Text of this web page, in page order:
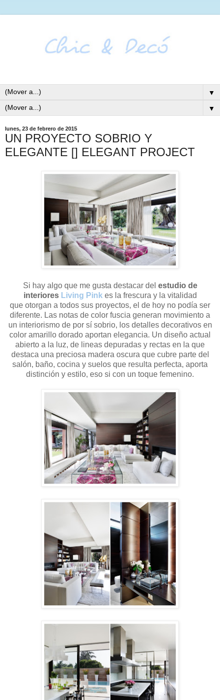
▼
▼
lunes, 23 de febrero de 2015
UN PROYECTO SOBRIO Y
ELEGANTE [] ELEGANT PROJECT
Si hay algo que me gusta destacar del estudio de
interiores Living Pinkes la frescura y la vitalidad
que otorgan a todos sus proyectos, el de hoy no podía ser
diferente. Las notas de color fuscia generan movimiento a
un interiorismo de por sí sobrio, los detalles decorativos en
color amarillo dorado aportan elegancia. Un diseño actual
abierto a la luz, de lineas depuradas y rectas en la que
destaca una preciosa madera oscura que cubre parte del
salón, baño, cocina y suelos que resulta perfecta, aporta
distinción y estilo, eso si con un toque femenino.